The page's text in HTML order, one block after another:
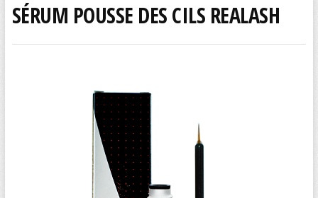
SÉRUM POUSSE DES CILS REALASH